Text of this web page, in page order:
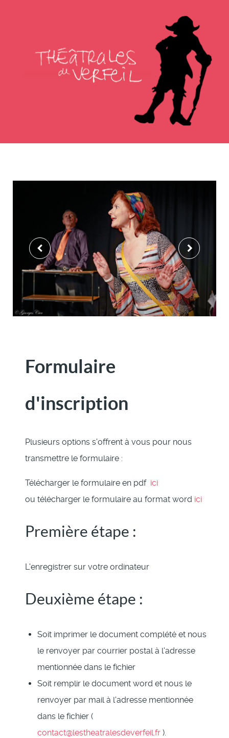
Formulaire
d'inscription
Plusieurs options s'offrent à vous pour nous
transmettre le formulaire :
Télécharger le formulaire en pdf ici
ou télécharger le formulaire au format word ici
Première étape :
L'enregistrer sur votre ordinateur
Deuxième étape :
Soit imprimer le document complété et nous
le renvoyer par courrier postal à l'adresse
mentionnée dans le fichier
Soit remplir le document word et nous le
renvoyer par mail à l'adresse mentionnée
dans le fichier (
contact@lestheatralesdeverfeil.fr ).